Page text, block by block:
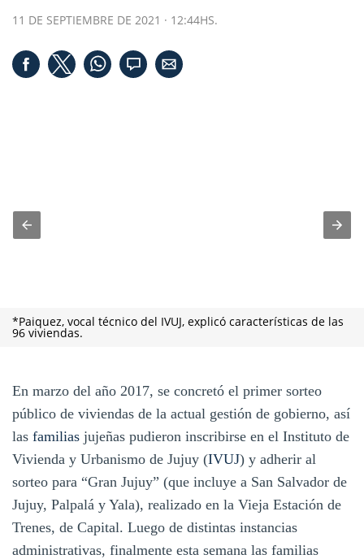
11 DE SEPTIEMBRE DE 2021 · 12:44HS.
*Paiquez, vocal técnico del IVUJ, explicó características de las
96 viviendas.
En marzo del año 2017, se concretó el primer sorteo
público de viviendas de la actual gestión de gobierno, así
las familias jujeñas pudieron inscribirse en el Instituto de
Vivienda y Urbanismo de Jujuy (IVUJ) y adherir al
sorteo para “Gran Jujuy” (que incluye a San Salvador de
Jujuy, Palpalá y Yala), realizado en la Vieja Estación de
Trenes, de Capital. Luego de distintas instancias
administrativas, finalmente esta semana las familias